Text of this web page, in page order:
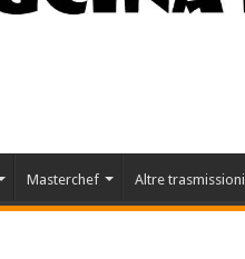
Masterchef Altre trasmissioni